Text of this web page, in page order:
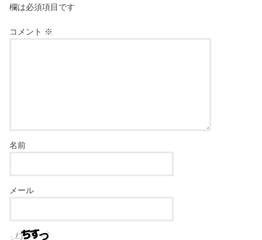
欄は必須項目です
コメント ※
名前
メール